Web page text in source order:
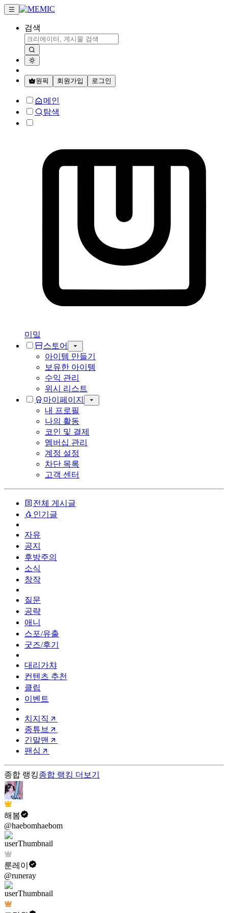
검색
원픽 회원가입 로그인
메인
탐색
미밐
스토어
아이템 만들기
보유한 아이템
수익 관리
위시 리스트
마이페이지
내 프로필
나의 활동
코인 및 결제
멤버십 관리
계정 설정
차단 목록
고객 센터
전체 게시글
인기글
자유
공지
후방주의
소식
창작
질문
공략
애니
스포/유출
굿즈/후기
대리가챠
컨텐츠 추천
클립
이벤트
치지직
종튜브
긴말맨
팬심
종합 랭킹종합 랭킹 더보기
해봄
@haebomhaebom
룬레이
@runeray